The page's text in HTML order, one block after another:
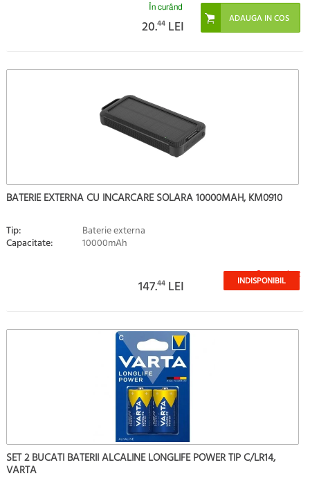
În curând
20.44 LEI
BATERIE EXTERNA CU INCARCARE SOLARA 10000MAH, KM0910
Tip: Baterie externa
Capacitate: 10000mAh
Stoc epuizat
147.44 LEI INDISPONIBIL
SET 2 BUCATI BATERII ALCALINE LONGLIFE POWER TIP C/LR14,
VARTA